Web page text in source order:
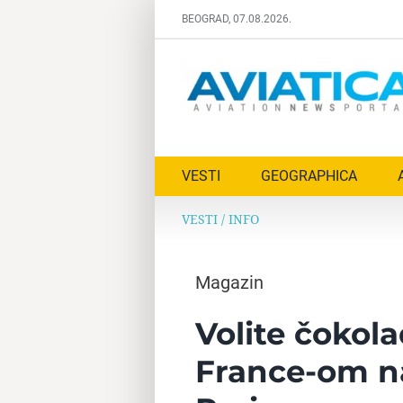
BEOGRAD, 07.08.2026.
VESTI GEOGRAPHICA
VESTI/ INFO
Magazin
Volite
France-om